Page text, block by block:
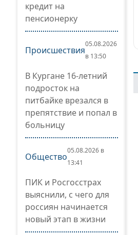
кредит на
пенсионерку
Происшествия
05.08.2026
в 13:50
В Кургане 16-летний
подросток на
питбайке врезался в
препятствие и попал в
больницу
Общество
05.08.2026 в
13:41
ПИК и Росгосстрах
выяснили, с чего для
россиян начинается
новый этап в жизни